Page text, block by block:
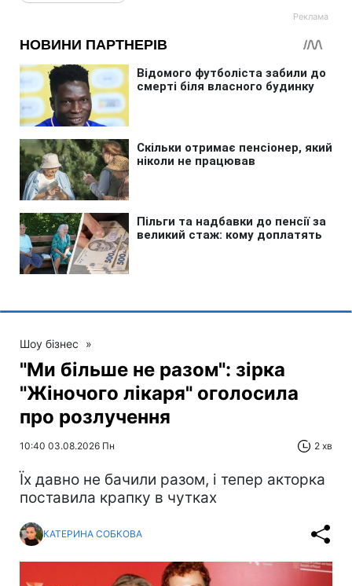
Шоу бізнес »
"Ми більше не разом": зірка
"Жіночого лікаря" оголосила
про розлучення
10:40 03.08.2026 Пн 2 хв
Їх давно не бачили разом, і тепер акторка
поставила крапку в чутках
КАТЕРИНА СОБКОВА